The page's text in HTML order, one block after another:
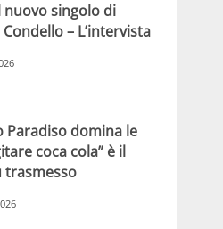
nuovo singolo di
– L’intervista
Paradiso domina le
coca cola” è il
trasmesso